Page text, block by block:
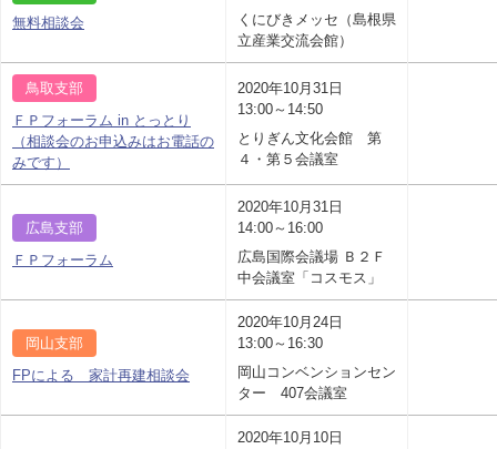
無料相談会
くにびきメッセ（島根県
立産業交流会館）
鳥取支部
ＦＰフォーラム in とっとり
（相談会のお申込みはお電話の
みです）
2020年10月31日
13:00～14:50
とりぎん文化会館 第
４・第５会議室
広島支部
ＦＰフォーラム
2020年10月31日
14:00～16:00
広島国際会議場 Ｂ２Ｆ
中会議室「コスモス」
岡山支部
FPによる 家計再建相談会
2020年10月24日
13:00～16:30
岡山コンベンションセン
ター 407会議室
2020年10月10日